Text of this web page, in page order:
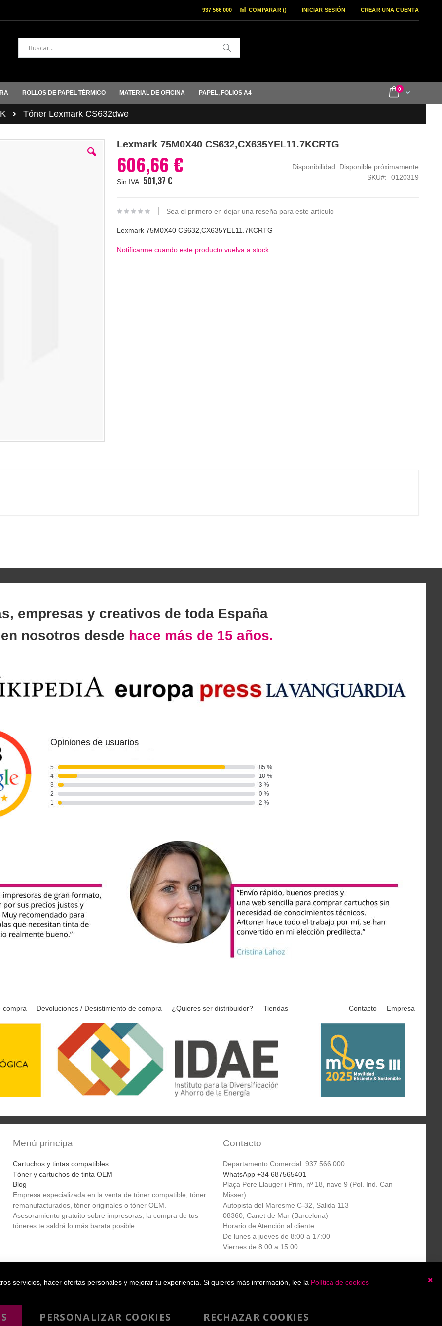
COMPARAR () INICIAR SESIÓN CREAR UNA CUENTA
937 566 000
Buscar
Cart
0items
ROLLOS DE PAPEL TÉRMICO MATERIAL DE OFICINA PAPEL, FOLIOS A4
Tóner Lexmark CS632dwe
Lexmark 75M0X40 CS632,CX635YEL11.7KCRTG
606,66 €
501,37 €
Disponibilidad: Disponible próximamente
SKU
0120319
Sea el primero en dejar una reseña para este artículo
Lexmark 75M0X40 CS632,CX635YEL11.7KCRTG
Notificarme cuando este producto vuelva a stock
empresas y creativos de toda España
en nosotros desde hace más de 15 años.
compra Devoluciones / Desistimiento de compra ¿Quieres ser distribuidor? Tiendas Contacto Empresa
Menú principal
Cartuchos y tintas compatibles
Tóner y cartuchos de tinta OEM
Blog
Empresa especializada en la venta de tóner compatible, tóner
remanufacturados, tóner originales o tóner OEM.
Asesoramiento gratuito sobre impresoras, la compra de tus
tóneres te saldrá lo más barata posible.
Contacto
Departamento Comercial: 937 566 000
WhatsApp +34 687565401
Plaça Pere Llauger i Prim, nº 18, nave 9 (Pol. Ind. Can
Misser)
Autopista del Maresme C-32, Salida 113
08360, Canet de Mar (Barcelona)
Horario de Atención al cliente:
De lunes a jueves de 8:00 a 17:00,
Viernes de 8:00 a 15:00
informativo
servicios, hacer ofertas personales y mejorar tu experiencia. Si quieres más información, lee la Política de cookies
PERSONALIZAR COOKIES RECHAZAR COOKIES